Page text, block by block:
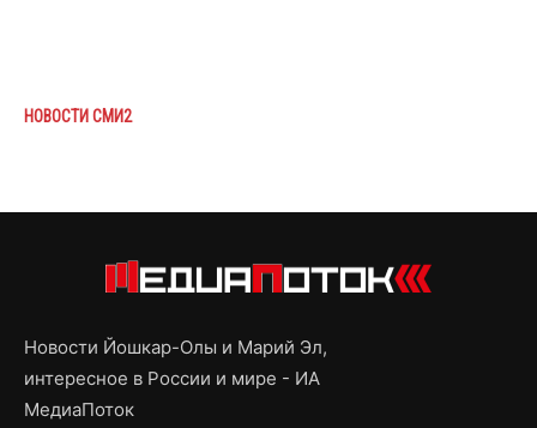
НОВОСТИ СМИ2
Новости Йошкар-Олы и Марий Эл,
интересное в России и мире - ИА
МедиаПоток